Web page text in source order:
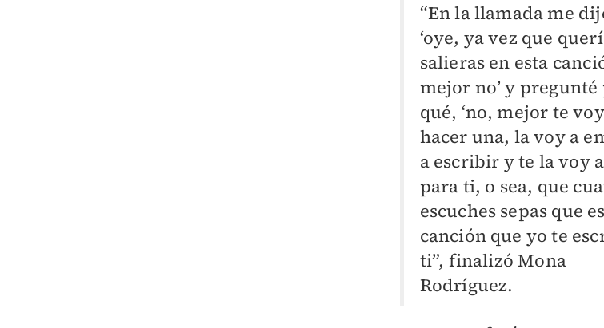
“En la llamada me
‘oye, ya vez que
salieras en esta
mejor no’ y
qué, ‘no, mejor te
hacer una, la voy a
a escribir y te la voy
para ti, o sea, que
escuches sepas que
canción que yo te
ti”, finalizó Mona
Rodríguez.